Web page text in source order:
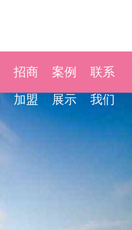
招商
加盟
案例
展示
联系
我们